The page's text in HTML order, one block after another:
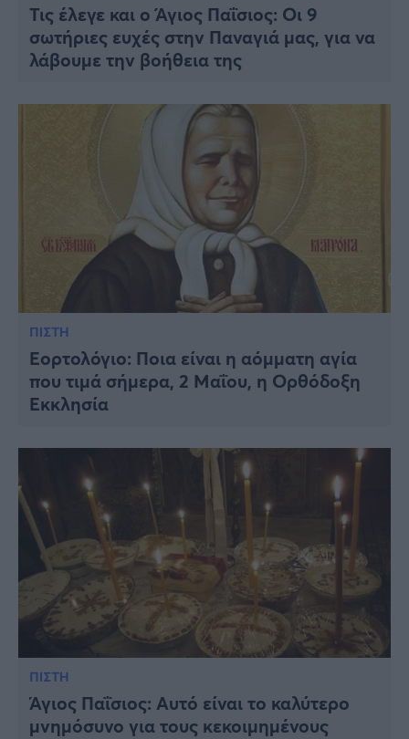
Τις έλεγε και ο Άγιος Παΐσιος: Οι 9
σωτήριες ευχές στην Παναγιά μας, για να
λάβουμε την βοήθεια της
ΠΙΣΤΗ
Εορτολόγιο: Ποια είναι η αόμματη αγία
που τιμά σήμερα, 2 Μαΐου, η Ορθόδοξη
Εκκλησία
ΠΙΣΤΗ
Άγιος Παΐσιος: Αυτό είναι το καλύτερο
μνημόσυνο για τους κεκοιμημένους